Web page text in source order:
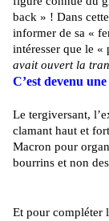
back » ! Dans
informer de sa «
intéresser que le «
avait ouvert la
C’est devenu
Le tergiversant,
clamant haut et
Macron pour
bourrins et non
Et pour compléter